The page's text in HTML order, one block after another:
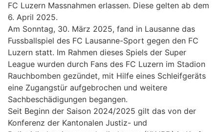
FC Luzern Massnahmen erlassen. Diese gelten ab dem
6. April 2025.
Am Sonntag, 30. März 2025, fand in Lausanne das
Fussballspiel des FC Lausanne-Sport gegen den FC
Luzern statt. Im Rahmen dieses Spiels der Super
League wurden durch Fans des FC Luzern im Stadion
Rauchbomben gezündet, mit Hilfe eines Schleifgeräts
eine Zugangstür aufgebrochen und weitere
Sachbeschädigungen begangen.
Seit Beginn der Saison 2024/2025 gilt das von der
Konferenz der Kantonalen Justiz- und